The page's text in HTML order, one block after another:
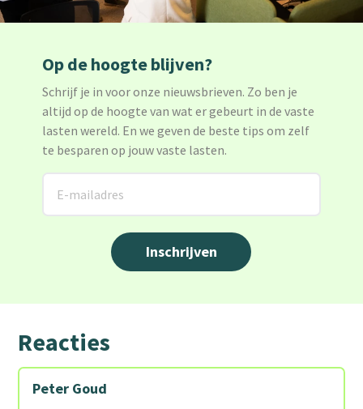
Op de hoogte blijven?
Schrijf je in voor onze nieuwsbrieven. Zo ben je
altijd op de hoogte van wat er gebeurt in de vaste
lasten wereld. En we geven de beste tips om zelf
te besparen op jouw vaste lasten.
Reacties
Peter Goud